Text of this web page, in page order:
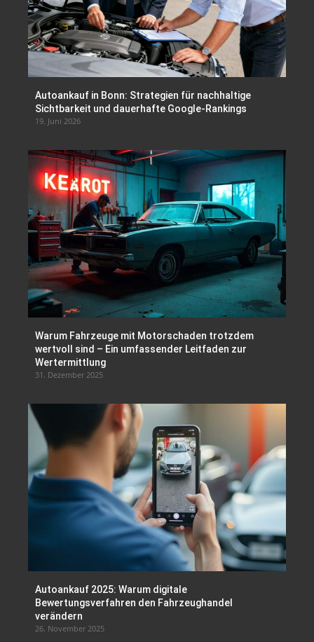
Autoankauf in Bonn: Strategien für nachhaltige
Sichtbarkeit und dauerhafte Google-Rankings
19. Juni 2026
Warum Fahrzeuge mit Motorschaden trotzdem
wertvoll sind – Ein umfassender Leitfaden zur
Wertermittlung
31. Dezember 2025
Autoankauf 2025: Warum digitale
Bewertungsverfahren den Fahrzeughandel
verändern
26. November 2025